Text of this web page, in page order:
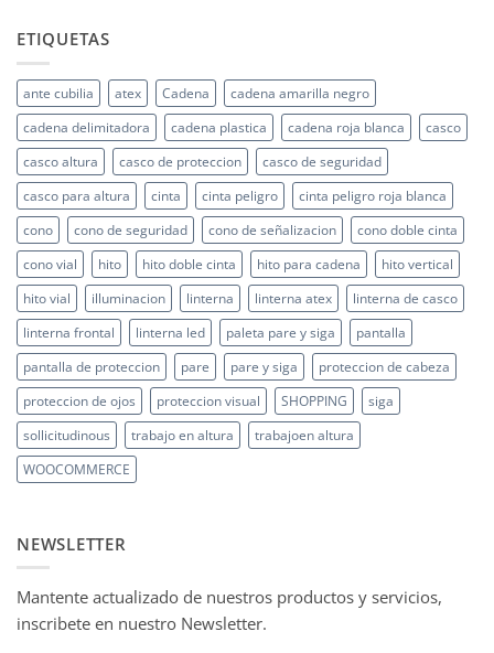
ETIQUETAS
ante cubilia atex Cadena
cadena amarilla negro
cadena delimitadora
cadena plastica cadena roja blanca
casco
casco altura
casco de proteccion
casco de seguridad
casco para altura
cinta cinta peligro
cinta peligro roja blanca
cono
cono de seguridad cono de señalizacion
cono doble cinta
cono vial
hito hito doble cinta hito para cadena
hito vertical
hito vial
illuminacion linterna linterna atex
linterna de casco
linterna frontal
linterna led paleta pare y siga
pantalla
pantalla de proteccion
pare pare y siga
proteccion de cabeza
proteccion de ojos
proteccion visual SHOPPING
siga
sollicitudinous
trabajo en altura
trabajoen altura
WOOCOMMERCE
NEWSLETTER
Mantente actualizado de nuestros productos y servicios,
inscribete en nuestro Newsletter.